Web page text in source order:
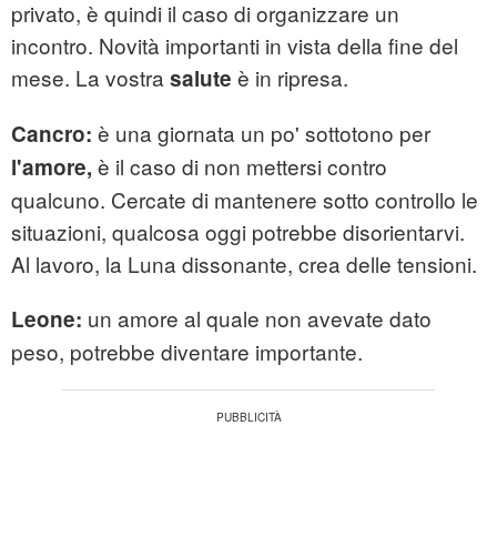
privato, è quindi il caso di organizzare un
incontro. Novità importanti in vista della fine del
mese. La vostra salute è in ripresa.
Cancro: è una giornata un po' sottotono per
l'amore, è il caso di non mettersi contro
qualcuno. Cercate di mantenere sotto controllo le
situazioni, qualcosa oggi potrebbe disorientarvi.
Al lavoro, la Luna dissonante, crea delle tensioni.
Leone: un amore al quale non avevate dato
peso, potrebbe diventare importante.